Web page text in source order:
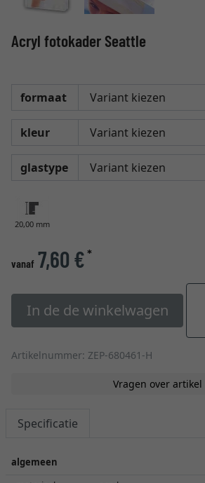
Acryl fotokader Seattle
formaat
kleur
glastype
20,00 mm
vanaf 7,60 €*
In de de winkelwagen
Artikelnummer: ZEP-680461-H
Vragen over artikel
Specificatie
algemeen